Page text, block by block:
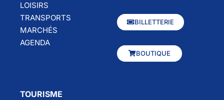
LOISIRS
TRANSPORTS
MARCHÉS
AGENDA
BILLETTERIE
BOUTIQUE
TOURISME